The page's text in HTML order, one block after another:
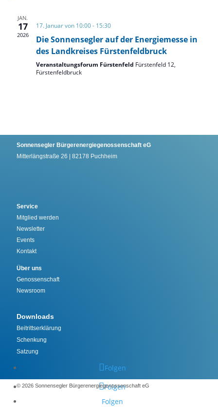
JAN.
17
2026
17. Januar von 10:00- 15:30
Die Sonnensegler auf der Energiemesse in
des Landkreises Fürstenfeldbruck
Veranstaltungsforum Fürstenfeld Fürstenfeld 12,
Fürstenfeldbruck
Sonnensegler Bürgerenergiegenossenschaft eG
Mitterlängstraße 26 | 82178 Puchheim
Service
Mitglied werden
Newsletter
Events
Kontakt
Über uns
Genossenschaft
Newsroom
Downloads
Beitrittserklärung
Schenkung
Satzung
Folgen
Folgen
Folgen
©️ 2026 Sonnensegler Bürgerenergiegenossenschaft eG